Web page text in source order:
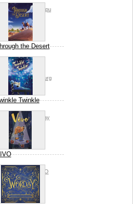
Knizia Sai Beppu
the Desert
Knizia Scott
Brian Schomburg
Twinkle
Dombois Allplay
Anderson
Beppu Allplay LEO